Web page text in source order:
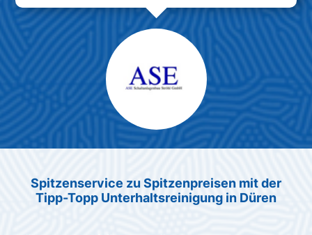
Max Mustermann
Spitzenservice zu Spitzenpreisen mit der
Tipp-Topp Unterhaltsreinigung in Düren